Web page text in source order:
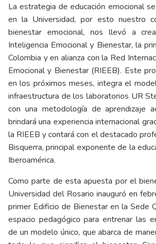
La estrategia de educación emocional
en la Universidad, por esto nuestro
bienestar emocional, nos llevó a
Inteligencia Emocional y Bienestar, la
Colombia y en alianza con la Red
Emocional y Bienestar (RIEEB). Este
en los próximos meses, integra el
infraestructura de los laboratorios UR
con una metodología de aprendizaje
brindará una experiencia internacional
la RIEEB y contará con el destacado
Bisquerra, principal exponente de la
Iberoamérica.
Como parte de esta apuesta por el
Universidad del Rosario inauguró en
primer Edificio de Bienestar en la Sede
espacio pedagógico para entrenar las
de un modelo único, que abarca de